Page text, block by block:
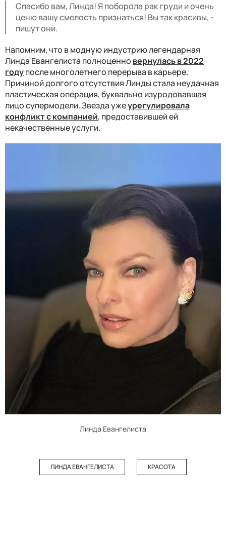
Спасибо вам, Линда! Я поборола рак груди и очень
ценю вашу смелость признаться! Вы так красивы, -
пишут они.
Напомним, что в модную индустрию легендарная
Линда Евангелиста полноценно вернулась в 2022
годупосле многолетнего перерыва в карьере.
Причиной долгого отсутствия Линды стала неудачная
пластическая операция, буквально изуродовавшая
лицо супермодели. Звезда ужеурегулировала
конфликт с компанией, предоставившей ей
некачественные услуги.
Линда Евангелиста
ЛИНДА ЕВАНГЕЛИСТА КРАСОТА